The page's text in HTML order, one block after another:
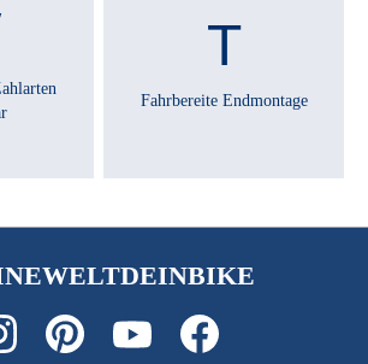
:
ready
Fahrbereite Endmontage